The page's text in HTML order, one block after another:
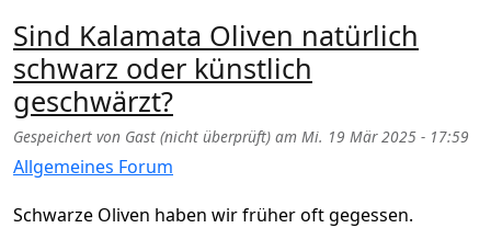
Sind Kalamata Oliven natürlich
schwarz oder künstlich
geschwärzt?
Gespeichert von Gast (nicht überprüft) am Mi. 19 Mär 2025 - 17:59
Allgemeines Forum
Schwarze Oliven haben wir früher oft gegessen.